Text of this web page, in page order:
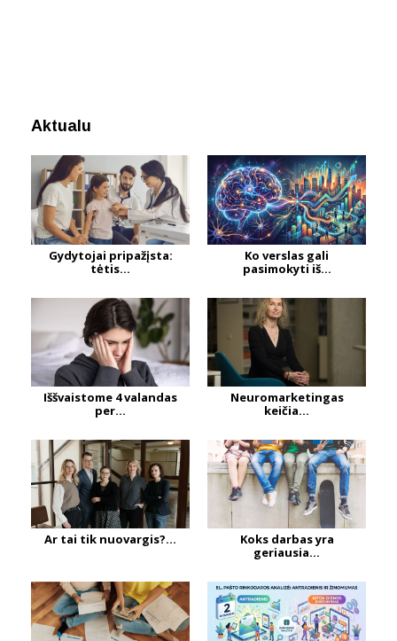
Aktualu
Gydytojai pripažįsta:
tėtis...
Ko verslas gali
pasimokyti iš...
Iššvaistome 4 valandas
per...
Neuromarketingas
keičia...
Ar tai tik nuovargis?...
Koks darbas yra
geriausia...